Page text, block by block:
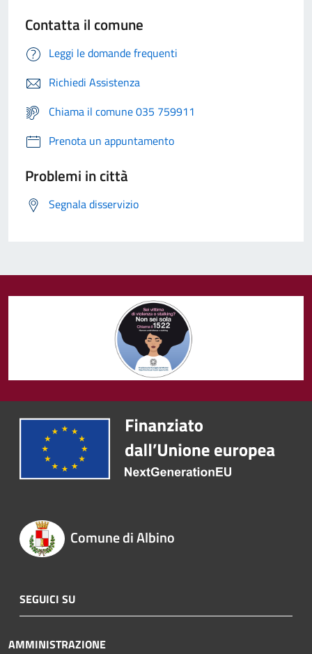
Contatta il comune
Leggi le domande frequenti
Richiedi Assistenza
Chiama il comune 035 759911
Prenota un appuntamento
Problemi in città
Segnala disservizio
Comune di Albino
SEGUICI SU
AMMINISTRAZIONE